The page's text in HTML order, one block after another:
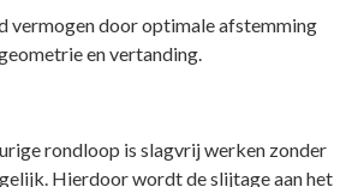
vermogen door optimale afstemming
en vertanding.
rondloop is slagvrij werken zonder
Hierdoor wordt de slijtage aan het